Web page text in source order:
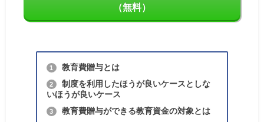
（無料）
1 教育費贈与とは
2
制度を利用したほうが良いケースとしな
いほうが良いケース
3 教育費贈与ができる教育資金の対象とは